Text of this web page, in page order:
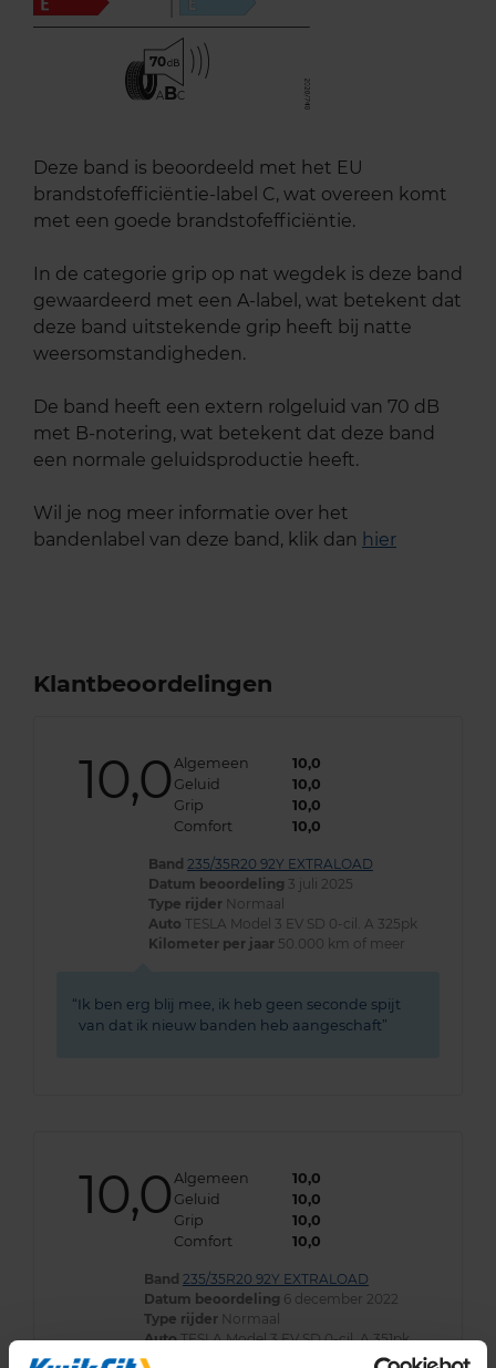
70
ABC
Deze band is beoordeeld met het EU
brandstofefficiëntie-label C, wat overeen komt
met een goede brandstofefficiëntie.
In de categorie grip op nat wegdek is deze band
gewaardeerd met een A-label, wat betekent dat
deze band uitstekende grip heeft bij natte
weersomstandigheden.
De band heeft een extern rolgeluid van 70 dB
met B-notering, wat betekent dat deze band
een normale geluidsproductie heeft.
Wil je nog meer informatie over het
bandenlabel van deze band, klik dan hier
Klantbeoordelingen
10,0 Algemeen
10,0
Geluid
10,0
Grip
10,0
Comfort
10,0
Band 235/35R20 92Y EXTRALOAD
Datum beoordeling 3 juli 2025
Type rijder Normaal
Auto TESLA Model 3 EV SD 0-cil. A 325pk
Kilometer per jaar 50.000 km of meer
Ik ben erg blij mee, ik heb geen seconde spijt
van dat ik nieuw banden heb aangeschaft
10,0 Algemeen
10,0
Geluid
10,0
Grip
10,0
Comfort
10,0
Band 235/35R20 92Y EXTRALOAD
Datum beoordeling 6 december 2022
Type rijder Normaal
Auto TESLA Model 3 EV SD 0-cil. A 351pk
Kilometer per jaar
25.000 tot 50.000 km